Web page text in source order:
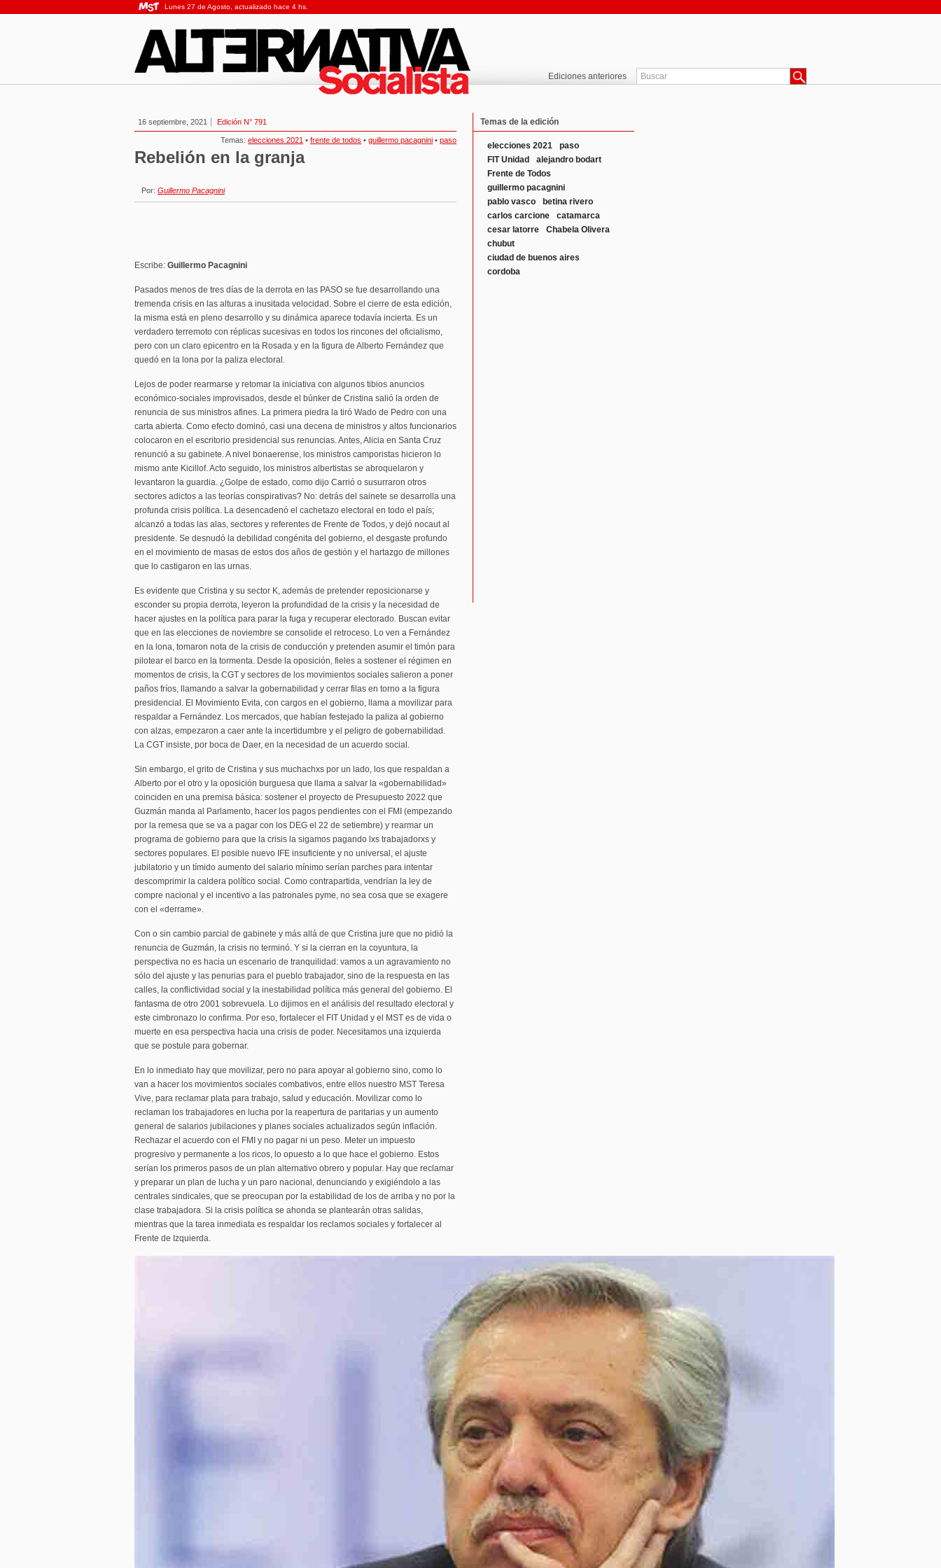
Lunes 27 de Agosto, actualizado hace 4 hs.
Ediciones anteriores
16 septiembre, 2021 Edición N° 791
Temas: elecciones 2021 • frente de todos • guillermo pacagnini • paso
Rebelión en la granja
Por: Guillermo Pacagnini
Escribe: Guillermo Pacagnini
Pasados menos de tres días de la derrota en las PASO se fue desarrollando una
tremenda crisis en las alturas a inusitada velocidad. Sobre el cierre de esta edición,
la misma está en pleno desarrollo y su dinámica aparece todavía incierta. Es un
verdadero terremoto con réplicas sucesivas en todos los rincones del oficialismo,
pero con un claro epicentro en la Rosada y en la figura de Alberto Fernández que
quedó en la lona por la paliza electoral.
Lejos de poder rearmarse y retomar la iniciativa con algunos tibios anuncios
económico-sociales improvisados, desde el búnker de Cristina salió la orden de
renuncia de sus ministros afines. La primera piedra la tiró Wado de Pedro con una
carta abierta. Como efecto dominó, casi una decena de ministros y altos funcionarios
colocaron en el escritorio presidencial sus renuncias. Antes, Alicia en Santa Cruz
renunció a su gabinete. A nivel bonaerense, los ministros camporistas hicieron lo
mismo ante Kicillof. Acto seguido, los ministros albertistas se abroquelaron y
levantaron la guardia. ¿Golpe de estado, como dijo Carrió o susurraron otros
sectores adictos a las teorías conspirativas? No: detrás del sainete se desarrolla una
profunda crisis política. La desencadenó el cachetazo electoral en todo el país;
alcanzó a todas las alas, sectores y referentes de Frente de Todos, y dejó nocaut al
presidente. Se desnudó la debilidad congénita del gobierno, el desgaste profundo
en el movimiento de masas de estos dos años de gestión y el hartazgo de millones
que lo castigaron en las urnas.
Es evidente que Cristina y su sector K, además de pretender reposicionarse y
esconder su propia derrota, leyeron la profundidad de la crisis y la necesidad de
hacer ajustes en la política para parar la fuga y recuperar electorado. Buscan evitar
que en las elecciones de noviembre se consolide el retroceso. Lo ven a Fernández
en la lona, tomaron nota de la crisis de conducción y pretenden asumir el timón para
pilotear el barco en la tormenta. Desde la oposición, fieles a sostener el régimen en
momentos de crisis, la CGT y sectores de los movimientos sociales salieron a poner
paños fríos, llamando a salvar la gobernabilidad y cerrar filas en torno a la figura
presidencial. El Movimiento Evita, con cargos en el gobierno, llama a movilizar para
respaldar a Fernández. Los mercados, que habían festejado la paliza al gobierno
con alzas, empezaron a caer ante la incertidumbre y el peligro de gobernabilidad.
La CGT insiste, por boca de Daer, en la necesidad de un acuerdo social.
Sin embargo, el grito de Cristina y sus muchachxs por un lado, los que respaldan a
Alberto por el otro y la oposición burguesa que llama a salvar la «gobernabilidad»
coinciden en una premisa básica: sostener el proyecto de Presupuesto 2022 que
Guzmán manda al Parlamento, hacer los pagos pendientes con el FMI (empezando
por la remesa que se va a pagar con los DEG el 22 de setiembre) y rearmar un
programa de gobierno para que la crisis la sigamos pagando lxs trabajadorxs y
sectores populares. El posible nuevo IFE insuficiente y no universal, el ajuste
jubilatorio y un tímido aumento del salario mínimo serían parches para intentar
descomprimir la caldera político social. Como contrapartida, vendrían la ley de
compre nacional y el incentivo a las patronales pyme, no sea cosa que se exagere
con el «derrame».
Con o sin cambio parcial de gabinete y más allá de que Cristina jure que no pidió la
renuncia de Guzmán, la crisis no terminó. Y si la cierran en la coyuntura, la
perspectiva no es hacia un escenario de tranquilidad: vamos a un agravamiento no
sólo del ajuste y las penurias para el pueblo trabajador, sino de la respuesta en las
calles, la conflictividad social y la inestabilidad política más general del gobierno. El
fantasma de otro 2001 sobrevuela. Lo dijimos en el análisis del resultado electoral y
este cimbronazo lo confirma. Por eso, fortalecer el FIT Unidad y el MST es de vida o
muerte en esa perspectiva hacia una crisis de poder. Necesitamos una izquierda
que se postule para gobernar.
En lo inmediato hay que movilizar, pero no para apoyar al gobierno sino, como lo
van a hacer los movimientos sociales combativos, entre ellos nuestro MST Teresa
Vive, para reclamar plata para trabajo, salud y educación. Movilizar como lo
reclaman los trabajadores en lucha por la reapertura de paritarias y un aumento
general de salarios jubilaciones y planes sociales actualizados según inflación.
Rechazar el acuerdo con el FMI y no pagar ni un peso. Meter un impuesto
progresivo y permanente a los ricos, lo opuesto a lo que hace el gobierno. Estos
serían los primeros pasos de un plan alternativo obrero y popular. Hay que reclamar
y preparar un plan de lucha y un paro nacional, denunciando y exigiéndolo a las
centrales sindicales, que se preocupan por la estabilidad de los de arriba y no por la
clase trabajadora. Si la crisis política se ahonda se plantearán otras salidas,
mientras que la tarea inmediata es respaldar los reclamos sociales y fortalecer al
Frente de Izquierda.
Temas de la edición
elecciones 2021
paso
FIT Unidad
alejandro bodart
Frente de Todos
guillermo pacagnini
pablo vasco
betina rivero
carlos carcione
catamarca
cesar latorre
Chabela Olivera
chubut
ciudad de buenos aires
cordoba